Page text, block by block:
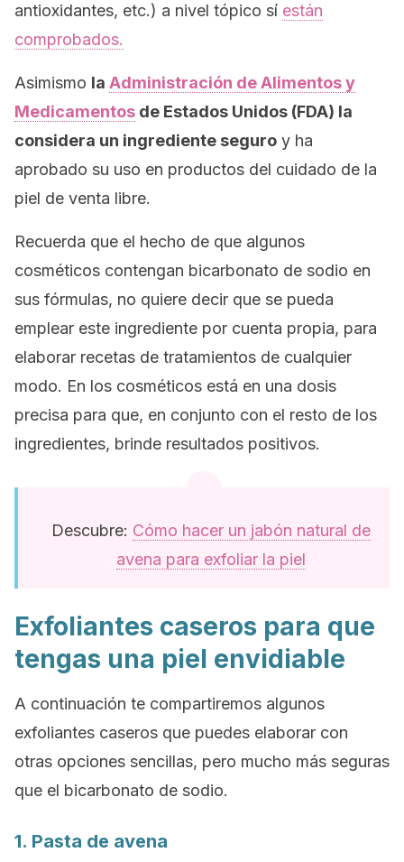
antioxidantes, etc.) a nivel tópico sí están
comprobados.
Asimismo la Administración de Alimentos y
Medicamentos de Estados Unidos (FDA) la
considera un ingrediente seguro y ha
aprobado su uso en productos del cuidado de la
piel de venta libre.
Recuerda que el hecho de que algunos
cosméticos contengan bicarbonato de sodio en
sus fórmulas, no quiere decir que se pueda
emplear este ingrediente por cuenta propia, para
elaborar recetas de tratamientos de cualquier
modo. En los cosméticos está en una dosis
precisa para que, en conjunto con el resto de los
ingredientes, brinde resultados positivos.
Descubre: Cómo hacer un jabón natural de
avena para exfoliar la piel
Exfoliantes caseros para que
tengas una piel envidiable
A continuación te compartiremos algunos
exfoliantes caseros que puedes elaborar con
otras opciones sencillas, pero mucho más seguras
que el bicarbonato de sodio.
1. Pasta de avena